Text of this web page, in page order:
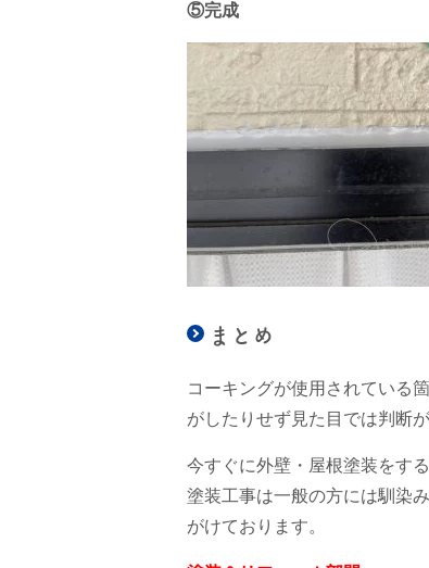
⑤完成
まとめ
コーキングが使用されている
がしたりせず見た目では判断
今すぐに外壁・屋根塗装をす
塗装工事は一般の方には馴染
がけております。